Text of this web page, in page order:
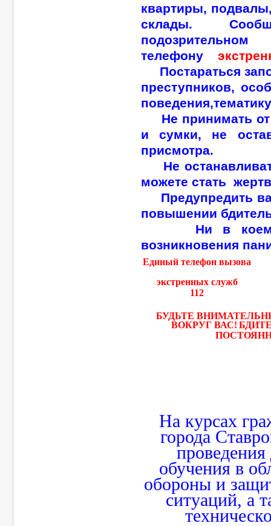
квартиры,
склады.
телефону
Постараться
преступников,
Не принимать от
и сумки, не
присмотра.
Не
можете стать
Предупредить
повышении
Ни в коем
возникновения
Единый телефон вызова
экстренных служб
112
БУДЬТЕ
ВОКРУГ ВАС!
На курсах
города
проведения
обучения в
обороны и
ситуаций, а